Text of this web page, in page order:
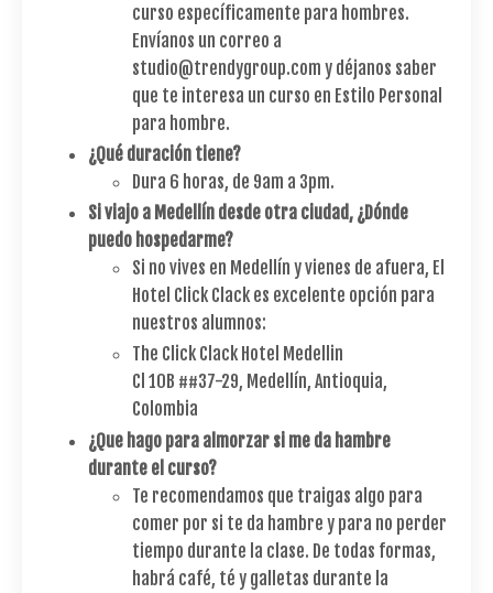
curso específicamente para hombres.
Envíanos un correo a
studio@trendygroup.com y déjanos saber
que te interesa un curso en Estilo Personal
para hombre.
¿Qué duración tiene?
Dura 6 horas, de 9am a 3pm.
Si viajo a Medellín desde otra ciudad, ¿Dónde
puedo hospedarme?
Si no vives en Medellín y vienes de afuera, El
Hotel Click Clack es excelente opción para
nuestros alumnos:
The Click Clack Hotel Medellin
Cl 10B ##37-29, Medellín, Antioquia,
Colombia
¿Que hago para almorzar si me da hambre
durante el curso?
Te recomendamos que traigas algo para
comer por si te da hambre y para no perder
tiempo durante la clase. De todas formas,
habrá café, té y galletas durante la